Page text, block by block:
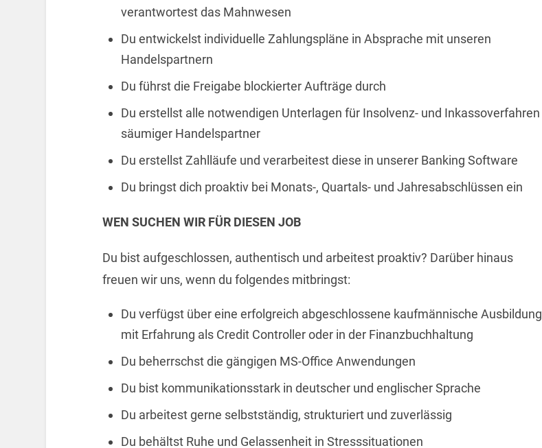
verantwortest das Mahnwesen
Du entwickelst individuelle Zahlungspläne in Absprache mit unseren
Handelspartnern
Du führst die Freigabe blockierter Aufträge durch
Du erstellst alle notwendigen Unterlagen für Insolvenz- und Inkassoverfahren
säumiger Handelspartner
Du erstellst Zahlläufe und verarbeitest diese in unserer Banking Software
Du bringst dich proaktiv bei Monats-, Quartals- und Jahresabschlüssen ein
WEN SUCHEN WIR FÜR DIESEN JOB
Du bist aufgeschlossen, authentisch und arbeitest proaktiv? Darüber hinaus
freuen wir uns, wenn du folgendes mitbringst:
Du verfügst über eine erfolgreich abgeschlossene kaufmännische Ausbildung
mit Erfahrung als Credit Controller oder in der Finanzbuchhaltung
Du beherrschst die gängigen MS-Office Anwendungen
Du bist kommunikationsstark in deutscher und englischer Sprache
Du arbeitest gerne selbstständig, strukturiert und zuverlässig
Du behältst Ruhe und Gelassenheit in Stresssituationen